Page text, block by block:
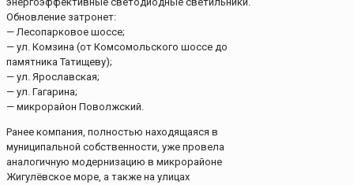
Обновление затронет:
— Лесопарковое шоссе;
— ул. Комзина (от Комсомольского шоссе до
памятника Татищеву);
— ул. Ярославская;
— ул. Гагарина;
— микрорайон Поволжский.
Ранее компания, полностью находящаяся в
муниципальной собственности, уже провела
аналогичную модернизацию в микрорайоне
Жигулёвское море, а также на улицах